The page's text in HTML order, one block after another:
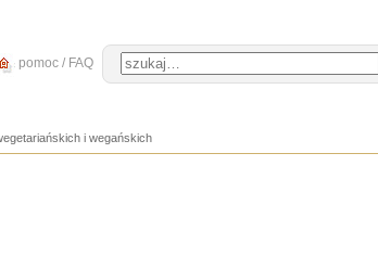
pomoc / FAQ
i wegańskich